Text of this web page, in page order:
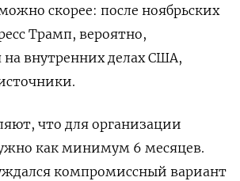
скорее: после ноябрьских
Трамп, вероятно,
на внутренних делах США,
что для организации
как минимум 6 месяцев.
компромиссный вариант